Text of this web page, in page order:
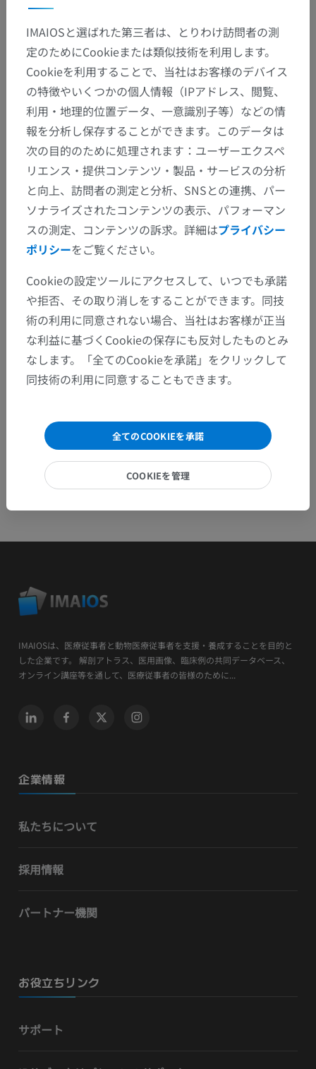
せん
人体解剖学1
人体神経解剖学
翻訳
間違いを発見しましたか？
ぞお知らせください。
問題を報告
アプリを入手
IMAIOSは、医療従事者と動物医療従事者を支援・養成することを目的と
した企業です。 解剖アトラス、医用画像、臨床例の共同データベース、
オンライン講座等を通して、医療従事者の皆様のために...
企業情報
私たちについて
採用情報
パートナー機関
お役立ちリンク
サポート
IMAIOSと選ばれた第三者は、とりわけ訪問者の測
定のためにCookieまたは類似技術を利用します。
Cookieを利用することで、当社はお客様のデバイス
の特徴やいくつかの個人情報（IPアドレス、閲覧、
利用・地理的位置データ、一意識別子等）などの情
報を分析し保存することができます。このデータは
次の目的のために処理されます：ユーザーエクスペ
リエンス・提供コンテンツ・製品・サービスの分析
と向上、訪問者の測定と分析、SNSとの連携、パー
ソナライズされたコンテンツの表示、パフォーマン
スの測定、コンテンツの訴求。詳細はプライバシー
ポリシーをご覧ください。
Cookieの設定ツールにアクセスして、いつでも承諾
や拒否、その取り消しをすることができます。同技
術の利用に同意されない場合、当社はお客様が正当
な利益に基づくCookieの保存にも反対したものとみ
なします。「全てのCookieを承諾」をクリックして
同技術の利用に同意することもできます。
全てのCOOKIEを承諾
COOKIEを管理